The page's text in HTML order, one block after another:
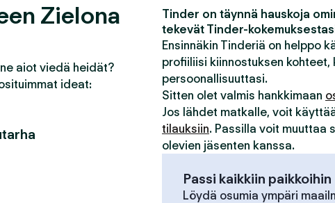
Zielona
aiot viedä heidät?
ideat:
Tinder on täynnä hauskoja
tekevät Tinder-
Ensinnäkin Tinderiä on helppo
profiiliisi kiinnostuksen
persoonallisuuttasi.
Sitten olet valmis hankkimaan
Jos lähdet matkalle, voit
tilauksiin. Passilla voit muuttaa
olevien jäsenten kanssa.
Passi kaikkiin paikkoihin
Löydä osumia ympäri